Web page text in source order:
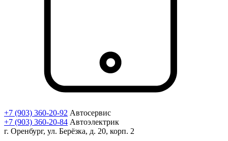
+7 (903) 360-20-92 Автосервис
+7 (903) 360-20-84 Автоэлектрик
г. Оренбург, ул. Берёзка, д. 20, корп. 2